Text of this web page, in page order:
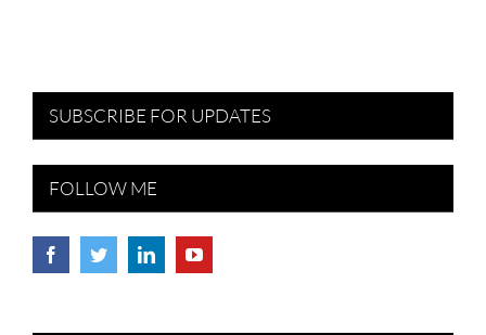
SUBSCRIBE FOR UPDATES
FOLLOW ME